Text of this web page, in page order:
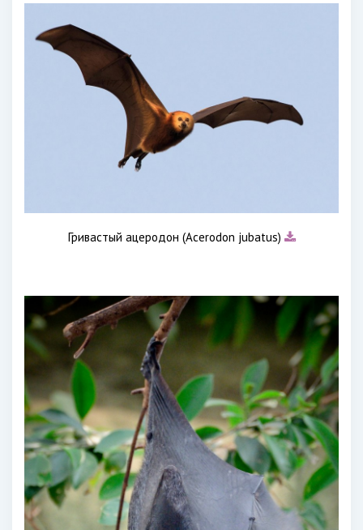
Гривастый ацеродон (Acerodon jubatus)